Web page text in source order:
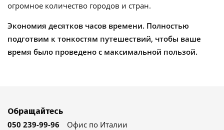
огромное количество городов и стран.
Экономия десятков часов времени. Полностью
подготвим к тонкостям путешествий, чтобы ваше
время было проведено с максимальной пользой.
Обращайтесь
050 239-99-96
Офис по Италии